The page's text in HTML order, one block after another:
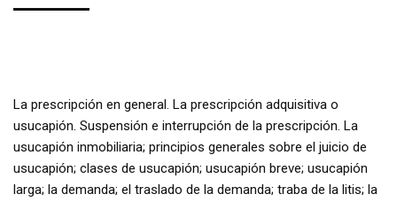
La prescripción en general. La prescripción adquisitiva o
usucapión. Suspensión e interrupción de la prescripción. La
usucapión inmobiliaria; principios generales sobre el juicio de
usucapión; clases de usucapión; usucapión breve; usucapión
larga; la demanda; el traslado de la demanda; traba de la litis; la